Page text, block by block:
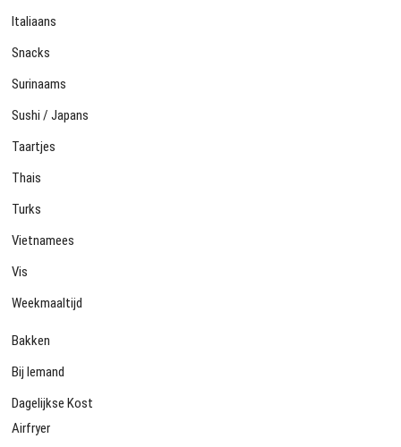
Italiaans
Snacks
Surinaams
Sushi / Japans
Taartjes
Thais
Turks
Vietnamees
Vis
Weekmaaltijd
Bakken
Bij Iemand
Dagelijkse Kost
Airfryer